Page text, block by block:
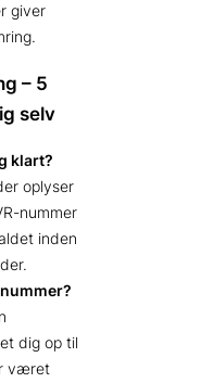
giver
– 5
selv
klart?
oplyser
nummer
inden
dig op til
været